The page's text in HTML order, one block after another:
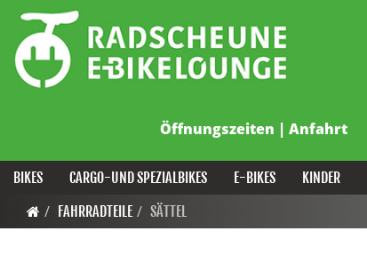
Öffnungszeiten | Anfahrt
BIKES CARGO-UND SPEZIALBIKES E-BIKES KINDER
FAHRRADTEILE
SÄTTEL